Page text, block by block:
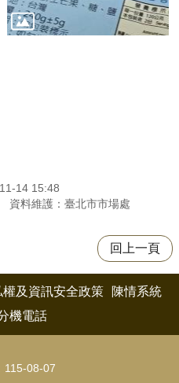
14 15:48
資料維護：臺北市市場處
回上一頁
權及資訊安全政策
陳情系統
機電話
115-08-07